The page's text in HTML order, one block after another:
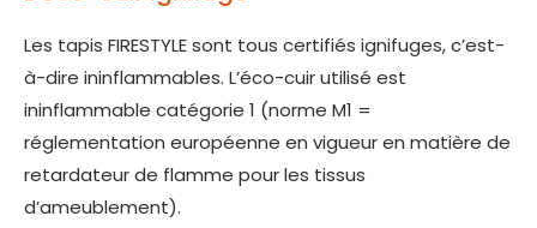
Les tapis FIRESTYLE sont tous certifiés ignifuges, c’est-
à-dire ininflammables. L’éco-cuir utilisé est
ininflammable catégorie 1 (norme M1 =
réglementation européenne en vigueur en matière de
retardateur de flamme pour les tissus
d’ameublement).